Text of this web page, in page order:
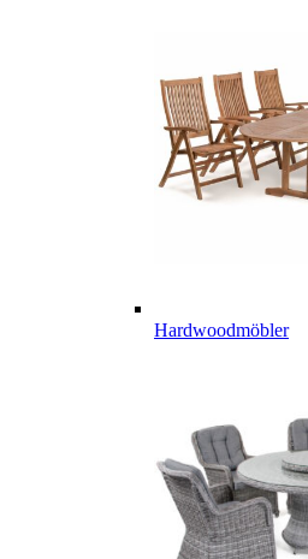
Hardwoodmöbler